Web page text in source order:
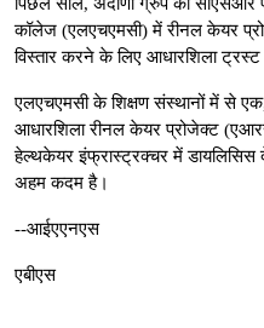
कॉलेज (एलएचएमसी) में रीनल केयर
विस्तार करने के लिए आधारशिला ट्रस्ट
एलएचएमसी के शिक्षण संस्थानों में से
आधारशिला रीनल केयर प्रोजेक्ट
हेल्थकेयर इंफ्रास्ट्रक्चर में
अहम कदम है।
--आईएएनएस
एबीएस